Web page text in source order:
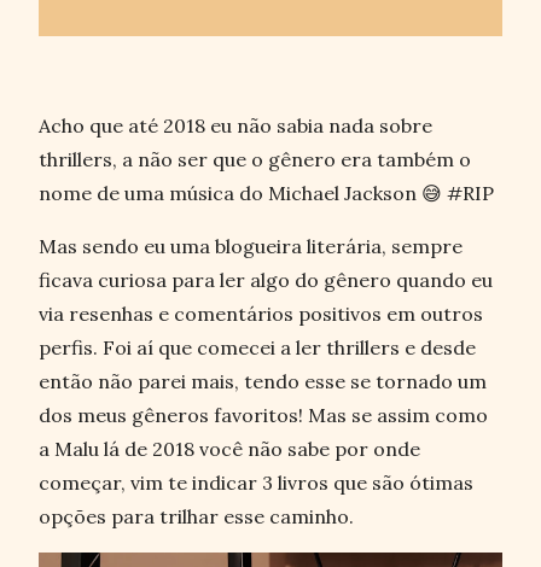
Acho que até 2018 eu não sabia nada sobre
thrillers, a não ser que o gênero era também o
nome de uma música do Michael Jackson 😅 #RIP
Mas sendo eu uma blogueira literária, sempre
ficava curiosa para ler algo do gênero quando eu
via resenhas e comentários positivos em outros
perfis. Foi aí que comecei a ler thrillers e desde
então não parei mais, tendo esse se tornado um
dos meus gêneros favoritos! Mas se assim como
a Malu lá de 2018 você não sabe por onde
começar, vim te indicar 3 livros que são ótimas
opções para trilhar esse caminho.